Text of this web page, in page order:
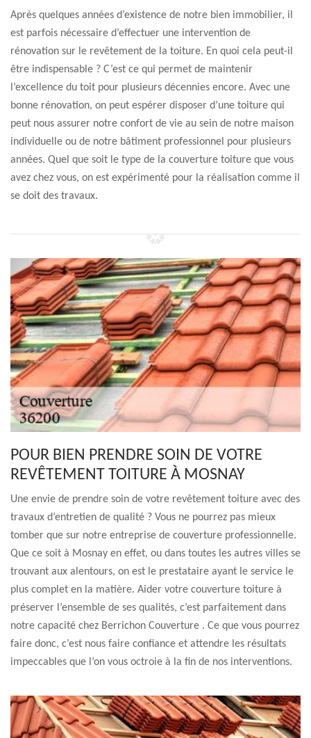
Après quelques années d’existence de notre bien immobilier, il
est parfois nécessaire d’effectuer une intervention de
rénovation sur le revêtement de la toiture. En quoi cela peut-il
être indispensable ? C’est ce qui permet de maintenir
l’excellence du toit pour plusieurs décennies encore. Avec une
bonne rénovation, on peut espérer disposer d’une toiture qui
peut nous assurer notre confort de vie au sein de notre maison
individuelle ou de notre bâtiment professionnel pour plusieurs
années. Quel que soit le type de la couverture toiture que vous
avez chez vous, on est expérimenté pour la réalisation comme il
se doit des travaux.
POUR BIEN PRENDRE SOIN DE VOTRE
REVÊTEMENT TOITURE À MOSNAY
Une envie de prendre soin de votre revêtement toiture avec des
travaux d’entretien de qualité ? Vous ne pourrez pas mieux
tomber que sur notre entreprise de couverture professionnelle.
Que ce soit à Mosnay en effet, ou dans toutes les autres villes se
trouvant aux alentours, on est le prestataire ayant le service le
plus complet en la matière. Aider votre couverture toiture à
préserver l’ensemble de ses qualités, c’est parfaitement dans
notre capacité chez Berrichon Couverture . Ce que vous pourrez
faire donc, c’est nous faire confiance et attendre les résultats
impeccables que l’on vous octroie à la fin de nos interventions.